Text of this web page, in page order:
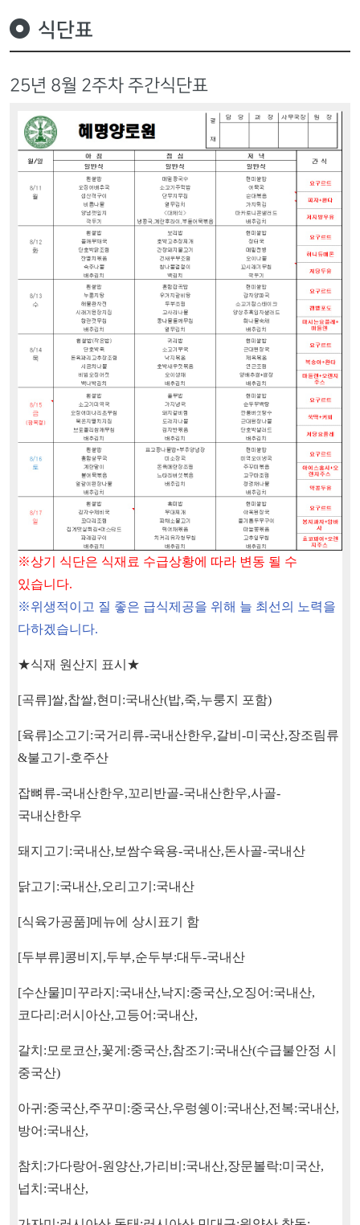
식단표
25년 8월 2주차 주간식단표
※상기 식단은 식재료 수급상황에 따라 변동 될 수
있습니다.
※위생적이고 질 좋은 급식제공을 위해 늘 최선의 노력을
다하겠습니다.
★식재 원산지 표시 ★
[곡류]쌀,찹쌀,현미 :국내산(밥,죽,누룽지 포함)
[육류]소고기 :국거리류-국내산한우,갈비 -미국산,장조림류
&불고기 -호주산
잡뼈류-국내산한우,꼬리반골-국내산한우,사골-
국내산한우
돼지고기 :국내산, 보쌈수육용-국내산,돈사골-국내산
닭고기 :국내산,오리고기 :국내산
[식육가공품]메뉴에 상시표기 함
[두부류]콩비지 ,두부,순두부:대두-국내산
[수산물]미꾸라지 :국내산,낙지 :중국산,오징어 :국내산,
코다리 :러시아산,고등어 :국내산,
갈치 : 모로코산,꽃게 :중국산,참조기 :국내산(수급불안정 시
중국산)
아귀 :중국산,주꾸미 :중국산,우렁쉥이 :국내산,전복:국내산,
방어 :국내산,
참치 :가다랑어-원양산,가리비 :국내산,장문볼락:미국산,
넙치 :국내산,